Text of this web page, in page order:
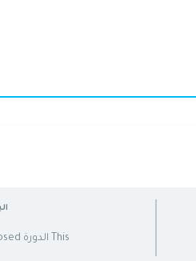
This الدورة is currently closed